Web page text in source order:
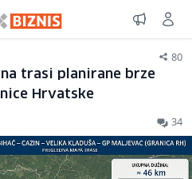
80
trasi planirane brze
Hrvatske
34